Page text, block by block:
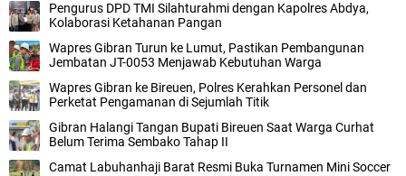
Pengurus DPD TMI Silahturahmi dengan Kapolres Abdya,
Kolaborasi Ketahanan Pangan
Wapres Gibran Turun ke Lumut, Pastikan Pembangunan
Jembatan JT-0053 Menjawab Kebutuhan Warga
Wapres Gibran ke Bireuen, Polres Kerahkan Personel dan
Perketat Pengamanan di Sejumlah Titik
Gibran Halangi Tangan Bupati Bireuen Saat Warga Curhat
Belum Terima Sembako Tahap II
Camat Labuhanhaji Barat Resmi Buka Turnamen Mini Soccer